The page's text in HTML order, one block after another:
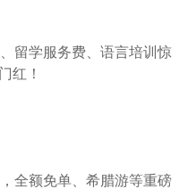
留学服务费、语言培训惊
红！
全额免单、希腊游等重磅